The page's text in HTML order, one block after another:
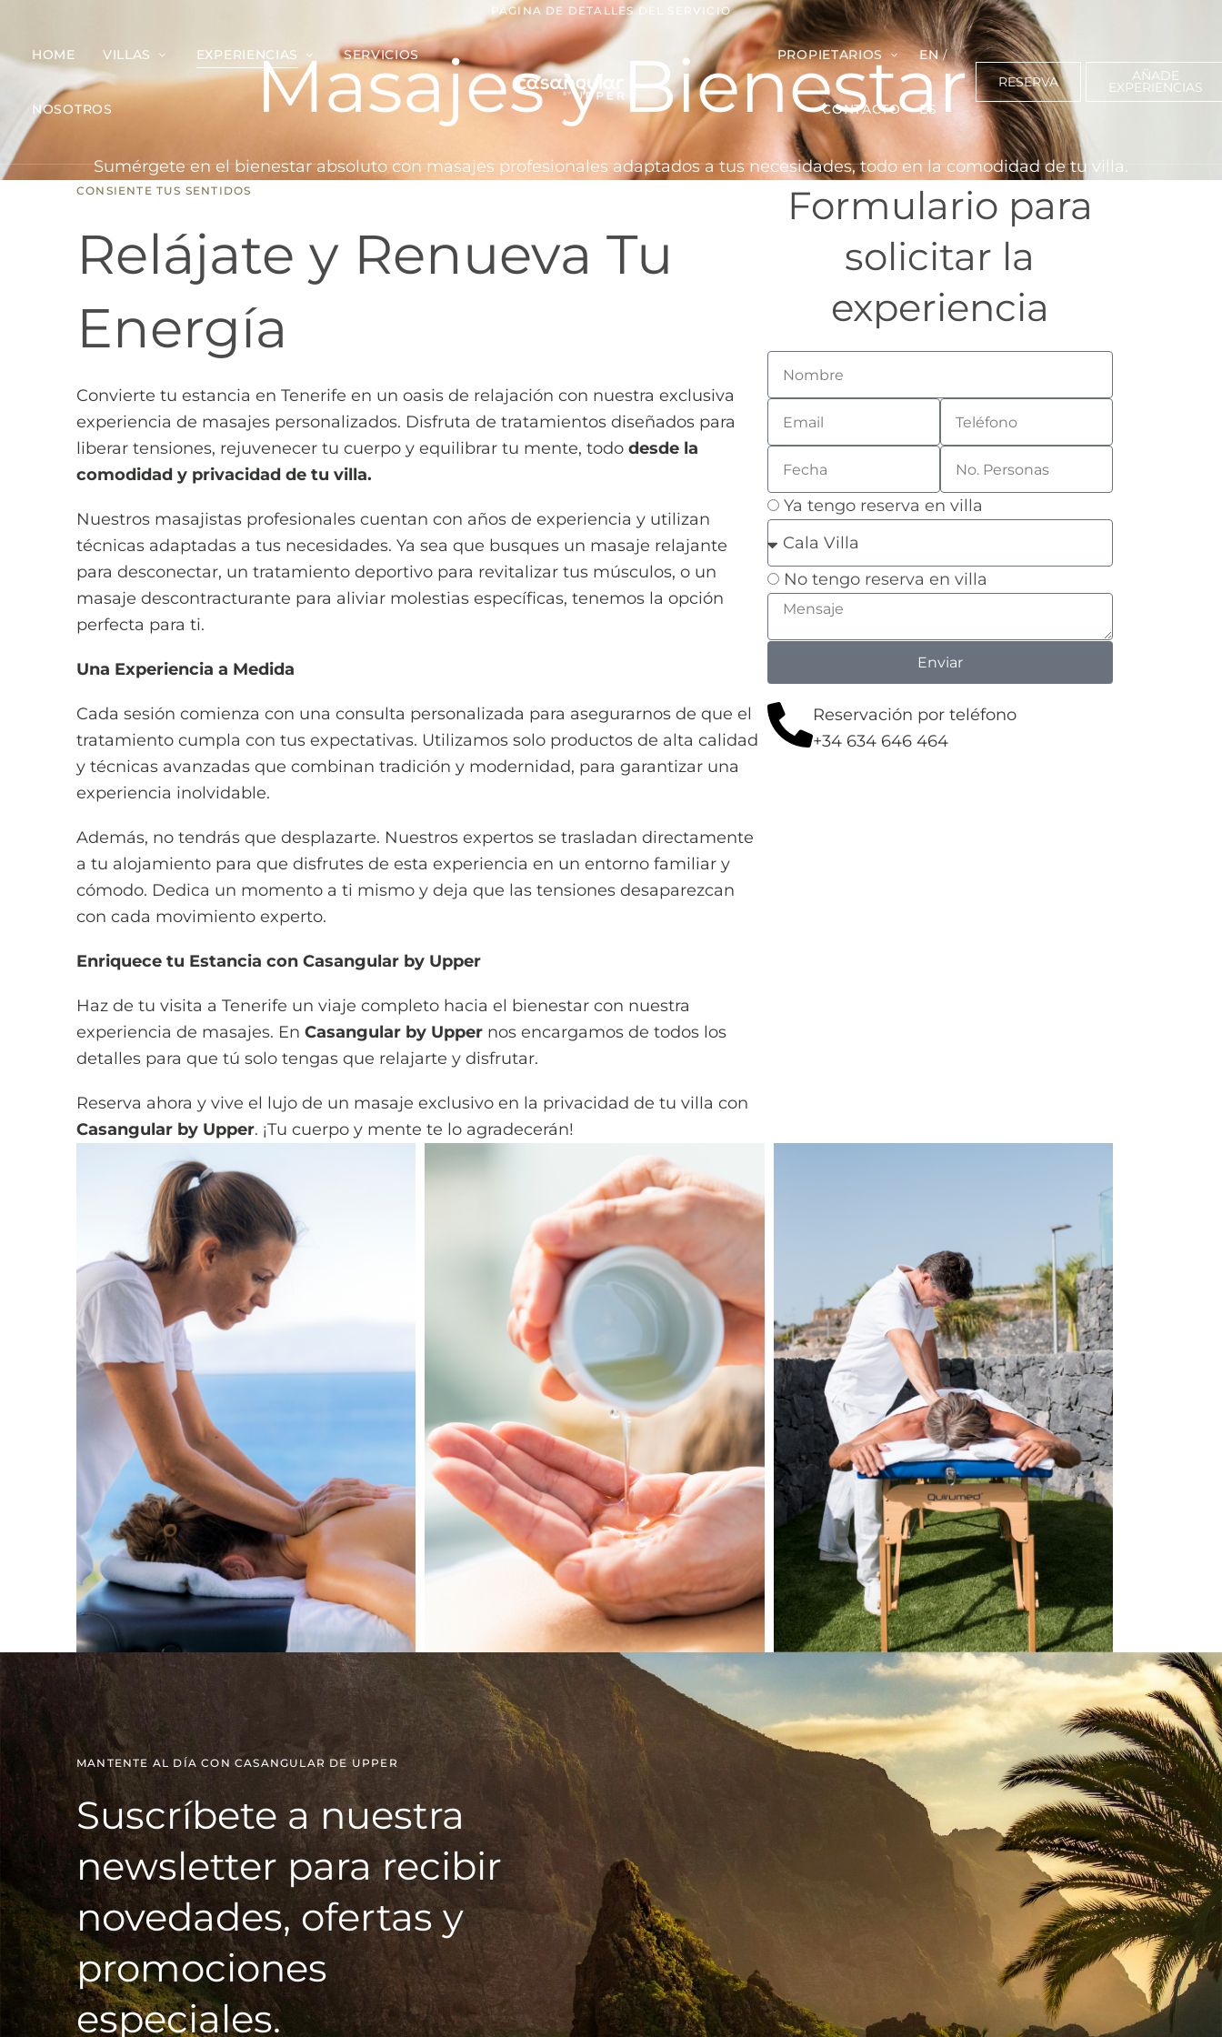
HOME VILLAS EXPERIENCIAS SERVICIOS
NOSOTROS
PROPIETARIOS
CONTACTO
EN
ES
RESERVA AÑADE
EXPERIENCIAS
PÁGINA DE DETALLES DEL SERVICIO
Masajes y Bienestar
Sumérgete en el bienestar absoluto con masajes profesionales adaptados a tus necesidades, todo en la comodidad de tu villa.
CONSIENTE TUS SENTIDOS
Relájate y Renueva Tu
Energía
Convierte tu estancia en Tenerife en un oasis de relajación con nuestra exclusiva
experiencia de masajes personalizados. Disfruta de tratamientos diseñados para
liberar tensiones, rejuvenecer tu cuerpo y equilibrar tu mente, todo desde la
comodidad y privacidad de tu villa.
Nuestros masajistas profesionales cuentan con años de experiencia y utilizan
técnicas adaptadas a tus necesidades. Ya sea que busques un masaje relajante
para desconectar, un tratamiento deportivo para revitalizar tus músculos, o un
masaje descontracturante para aliviar molestias específicas, tenemos la opción
perfecta para ti.
Una Experiencia a Medida
Cada sesión comienza con una consulta personalizada para asegurarnos de que el
tratamiento cumpla con tus expectativas. Utilizamos solo productos de alta calidad
y técnicas avanzadas que combinan tradición y modernidad, para garantizar una
experiencia inolvidable.
Además, no tendrás que desplazarte. Nuestros expertos se trasladan directamente
a tu alojamiento para que disfrutes de esta experiencia en un entorno familiar y
cómodo. Dedica un momento a ti mismo y deja que las tensiones desaparezcan
con cada movimiento experto.
Enriquece tu Estancia con Casangular by Upper
Haz de tu visita a Tenerife un viaje completo hacia el bienestar con nuestra
experiencia de masajes. En Casangular by Upper nos encargamos de todos los
detalles para que tú solo tengas que relajarte y disfrutar.
Reserva ahora y vive el lujo de un masaje exclusivo en la privacidad de tu villa con
Casangular by Upper. ¡Tu cuerpo y mente te lo agradecerán!
Formulario para
solicitar la
experiencia
Ya tengo reserva en villa
No tengo reserva en villa
Enviar
Reservación por teléfono
+34 634 646 464
MANTENTE AL DÍA CON CASANGULAR DE UPPER
Suscríbete a nuestra
newsletter para recibir
novedades, ofertas y
promociones
especiales.